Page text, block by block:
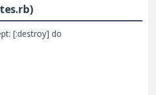
[:destroy] do